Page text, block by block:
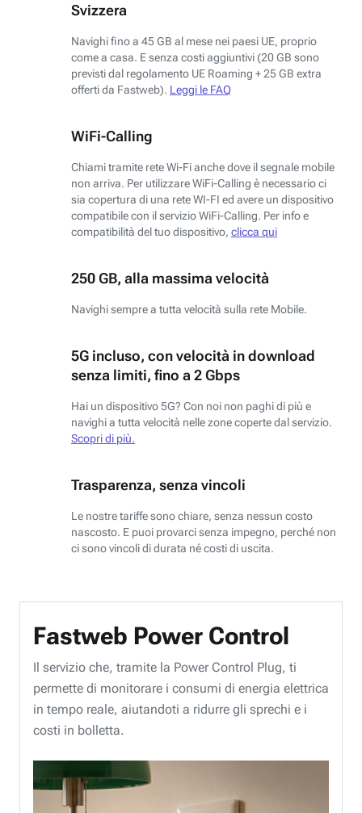
Svizzera
Navighi fino a 45 GB al mese nei paesi UE, proprio
come a casa. E senza costi aggiuntivi (20 GB sono
previsti dal regolamento UE Roaming + 25 GB extra
offerti da Fastweb). Leggi le FAQ
WiFi-Calling
Chiami tramite rete Wi-Fi anche dove il segnale mobile
non arriva. Per utilizzare WiFi-Calling è necessario ci
sia copertura di una rete WI-FI ed avere un dispositivo
compatibile con il servizio WiFi-Calling. Per info e
compatibilità del tuo dispositivo, clicca qui
250 GB, alla massima velocità
Navighi sempre a tutta velocità sulla rete Mobile.
5G incluso, con velocità in download
senza limiti, fino a 2 Gbps
Hai un dispositivo 5G? Con noi non paghi di più e
navighi a tutta velocità nelle zone coperte dal servizio.
Scopri di più.
Trasparenza, senza vincoli
Le nostre tariffe sono chiare, senza nessun costo
nascosto. E puoi provarci senza impegno, perché non
ci sono vincoli di durata né costi di uscita.
Fastweb Power Control
Il servizio che, tramite la Power Control Plug, ti
permette di monitorare i consumi di energia elettrica
in tempo reale, aiutandoti a ridurre gli sprechi e i
costi in bolletta.